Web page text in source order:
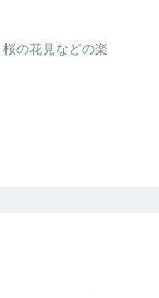
の花見などの楽